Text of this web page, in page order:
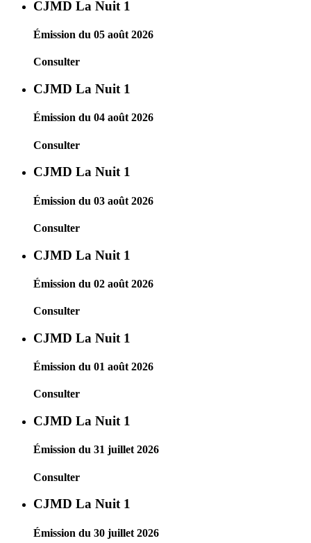
CJMD La Nuit 1
Émission du 05 août 2026
Consulter
CJMD La Nuit 1
Émission du 04 août 2026
Consulter
CJMD La Nuit 1
Émission du 03 août 2026
Consulter
CJMD La Nuit 1
Émission du 02 août 2026
Consulter
CJMD La Nuit 1
Émission du 01 août 2026
Consulter
CJMD La Nuit 1
Émission du 31 juillet 2026
Consulter
CJMD La Nuit 1
Émission du 30 juillet 2026